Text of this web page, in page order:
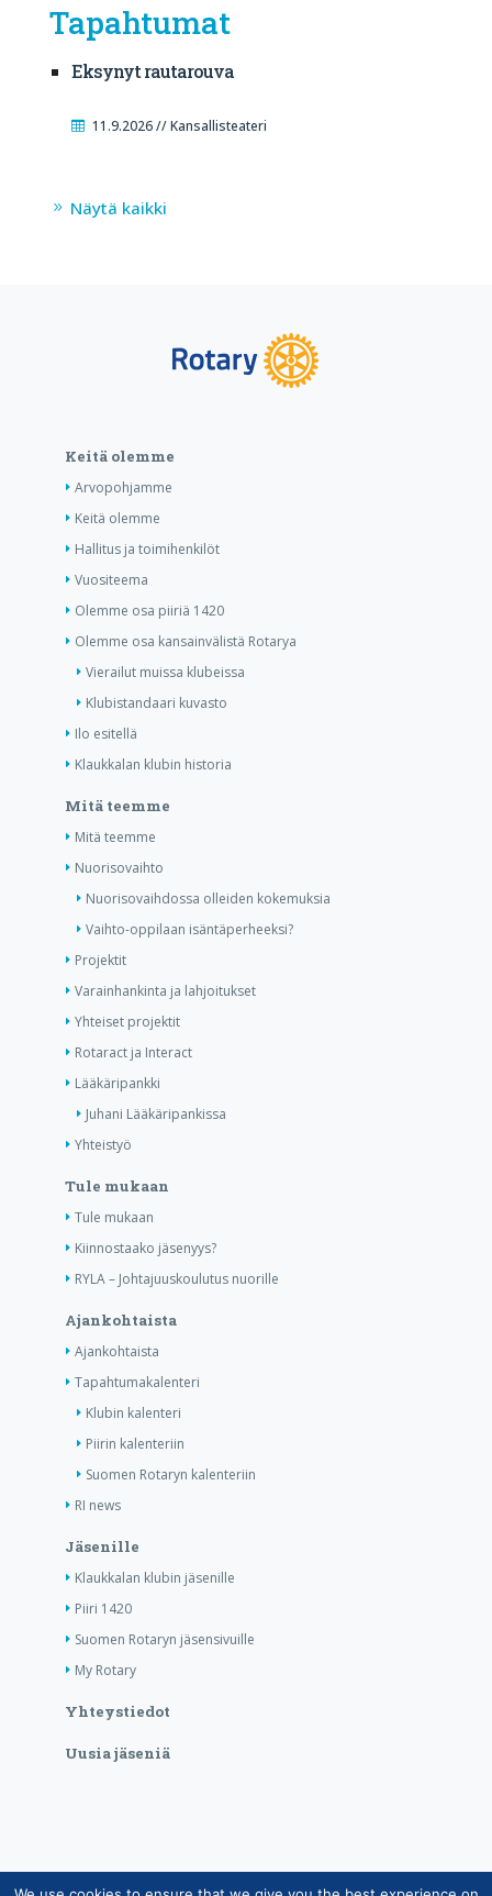
Tapahtumat
Eksynyt rautarouva
11.9.2026 // Kansallisteateri
Näytä kaikki
Keitä olemme
Arvopohjamme
Keitä olemme
Hallitus ja toimihenkilöt
Vuositeema
Olemme osa piiriä 1420
Olemme osa kansainvälistä Rotarya
Vierailut muissa klubeissa
Klubistandaari kuvasto
Ilo esitellä
Klaukkalan klubin historia
Mitä teemme
Mitä teemme
Nuorisovaihto
Nuorisovaihdossa olleiden kokemuksia
Vaihto-oppilaan isäntäperheeksi?
Projektit
Varainhankinta ja lahjoitukset
Yhteiset projektit
Rotaract ja Interact
Lääkäripankki
Juhani Lääkäripankissa
Yhteistyö
Tule mukaan
Tule mukaan
Kiinnostaako jäsenyys?
RYLA – Johtajuuskoulutus nuorille
Ajankohtaista
Ajankohtaista
Tapahtumakalenteri
Klubin kalenteri
Piirin kalenteriin
Suomen Rotaryn kalenteriin
RI news
Jäsenille
Klaukkalan klubin jäsenille
Piiri 1420
Suomen Rotaryn jäsensivuille
My Rotary
Yhteystiedot
Uusia jäseniä